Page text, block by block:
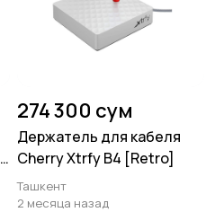
274 300 сум
Держатель для кабеля
Cherry Xtrfy B4 [Retro]
Ташкент
2 месяца назад